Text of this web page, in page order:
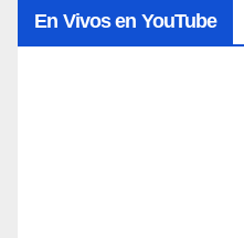
En Vivos en YouTube